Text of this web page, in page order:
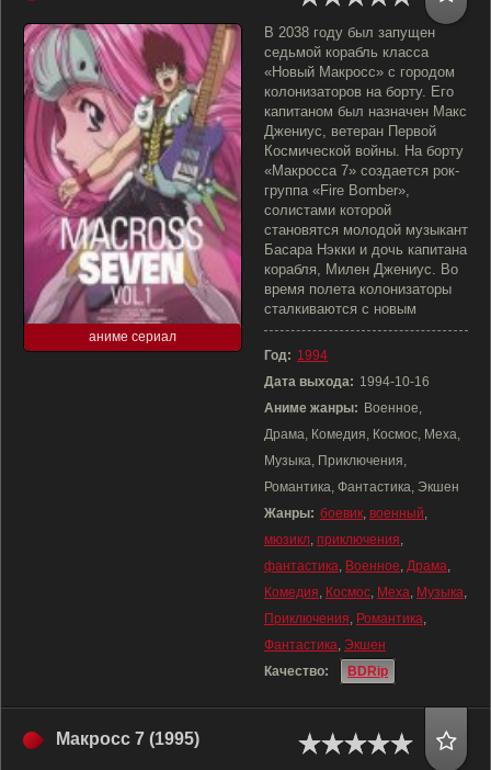
аниме сериал
В 2038 году был запущен
седьмой корабль класса
«Новый Макросс» с городом
колонизаторов на борту. Его
капитаном был назначен Макс
Джениус, ветеран Первой
Космической войны. На борту
«Макросса 7» создается рок-
группа «Fire Bomber»,
солистами которой
становятся молодой музыкант
Басара Нэкки и дочь капитана
корабля, Милен Джениус. Во
время полета колонизаторы
сталкиваются с новым
Год: 1994
Дата выхода: 1994-10-16
Аниме жанры: Военное,
Драма, Комедия, Космос, Меха,
Музыка, Приключения,
Романтика, Фантастика, Экшен
Жанры: боевик, военный,
мюзикл, приключения,
фантастика, Военное, Драма,
Комедия, Космос, Меха, Музыка,
Приключения, Романтика,
Фантастика, Экшен
Качество:
BDRip
Макросс 7 (1995)